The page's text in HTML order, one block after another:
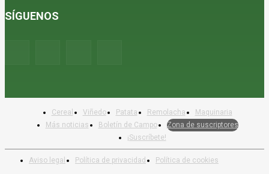
SÍGUENOS
Aviso legal Política de privacidad Política de cookies
Cereal Viñedo Patata Remolacha
Maquinaria
Más noticias
Boletín de Campo
Zona de suscriptores
¡Suscríbete!